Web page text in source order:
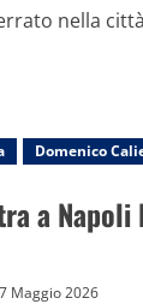
nella
Domenico
a
7 Maggio 2026